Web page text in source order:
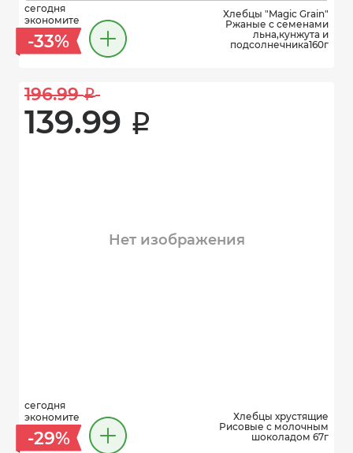
сегодня
экономите
-33%
Хлебцы "Magic Grain"
Ржаные с семенами
льна,кунжута и
подсолнечника160г
196.99 i
139.99 i
Нет изображения
сегодня
экономите
-29%
Хлебцы хрустящие
Рисовые с молочным
шоколадом 67г